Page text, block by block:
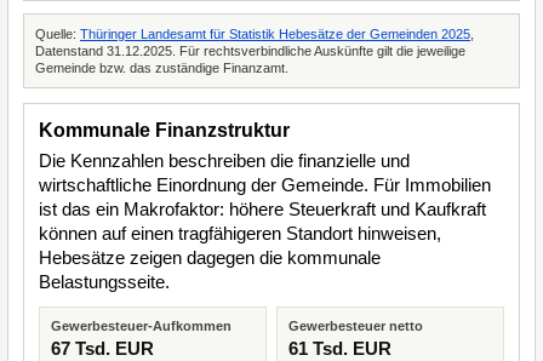
Quelle: Thüringer Landesamt für Statistik Hebesätze der Gemeinden 2025
Datenstand 31.12.2025. Für rechtsverbindliche Auskünfte gilt die jeweilige
Gemeinde bzw. das zuständige Finanzamt.
Kommunale Finanzstruktur
Die Kennzahlen beschreiben die finanzielle und
wirtschaftliche Einordnung der Gemeinde. Für Immobilien
ist das ein Makrofaktor: höhere Steuerkraft und Kaufkraft
können auf einen tragfähigeren Standort hinweisen,
Hebesätze zeigen dagegen die kommunale
Belastungsseite.
Gewerbesteuer-Aufkommen
67 Tsd. EUR
Gewerbesteuer netto
61 Tsd. EUR